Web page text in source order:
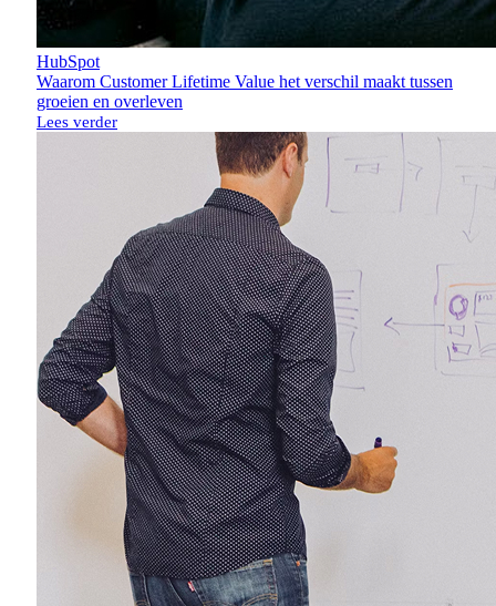
HubSpot
Waarom Customer Lifetime Value het verschil maakt tussen
groeien en overleven
Lees verder